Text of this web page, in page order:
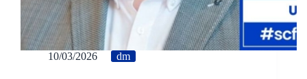
10/03/2026 dm